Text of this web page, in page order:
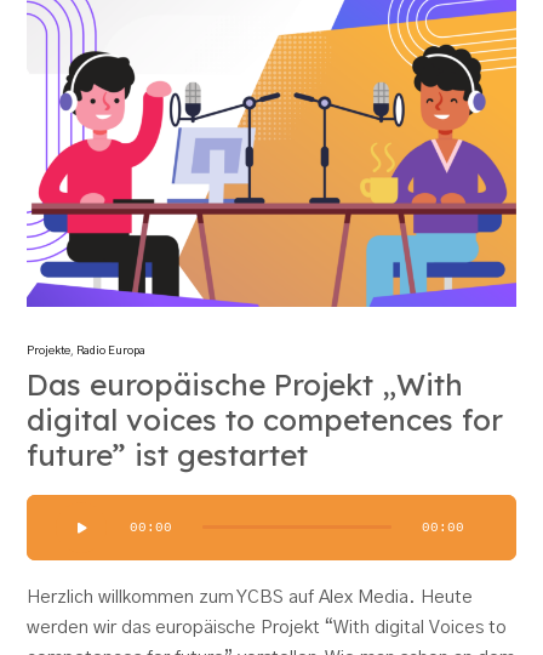
Projekte Radio Europa
Das europäische Projekt „With
digital voices to competences for
future” ist gestartet
00:00 00:00
Herzlich willkommen zum YCBS auf Alex Media. Heute
werden wir das europäische Projekt “With digital Voices to